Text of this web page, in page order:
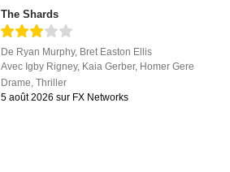
The Shards
De Ryan Murphy, Bret Easton Ellis
Avec Igby Rigney, Kaia Gerber, Homer Gere
Drame ,Thriller
5 août 2026 sur FX Networks